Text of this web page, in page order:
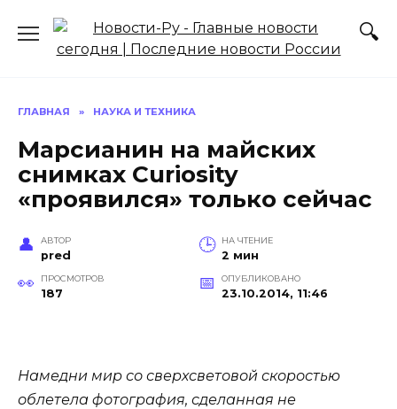
содержанию
ГЛАВНАЯ » НАУКА И ТЕХНИКА
Марсианин на майских
снимках Curiosity
«проявился» только сейчас
АВТОР
pred
НА ЧТЕНИЕ
2 мин
ПРОСМОТРОВ
187
ОПУБЛИКОВАНО
23.10.2014, 11:46
Намедни мир со сверхсветовой скоростью
облетела фотография, сделанная не